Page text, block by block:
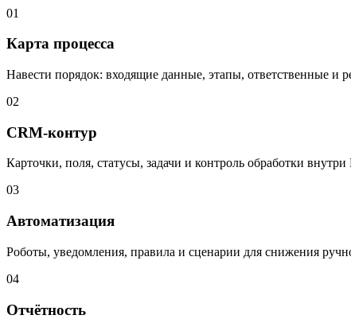
01
Карта процесса
Навести порядок: входящие данные, этапы, ответственные и
02
CRM-контур
Карточки, поля, статусы, задачи и контроль обработки внутри
03
Автоматизация
Роботы, уведомления, правила и сценарии для снижения
04
Отчётность